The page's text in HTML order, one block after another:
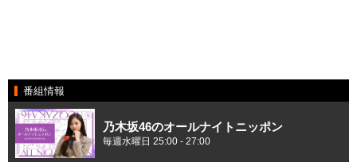
番組情報
乃木坂46のオールナイトニッポン
毎週水曜日 25:00 - 27:00